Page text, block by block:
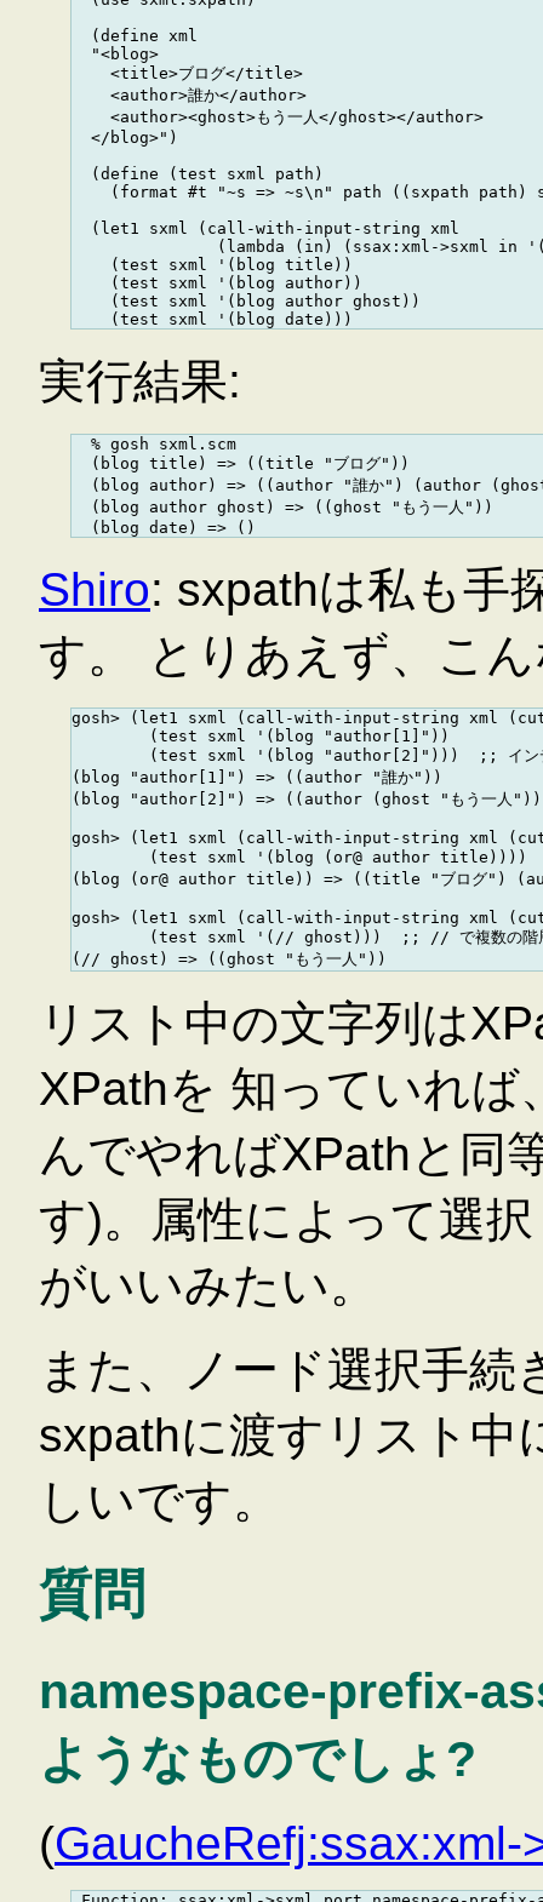
  (define xml
  "<blog>
    <title>ブログ</title>
    <author>誰か</author>
    <author><ghost>もう一人</ghost></author>
  </blog>")
  (define (test sxml path)
(format #t "~s => ~s\n" path ((sxpath path)
  (let1 sxml (call-with-input-string xml
(lambda (in) (ssax:xml->sxml in
    (test sxml '(blog title))
    (test sxml '(blog author))
    (test sxml '(blog author ghost))
実行結果:
  % gosh sxml.scm
  (blog title) => ((title "ブログ"))
(blog author) => ((author "誰か") (author
  (blog author ghost) => ((ghost "もう一人"))
Shiro: sxpathは私も手
す。 とりあえず、こ
gosh> (let1 sxml (call-with-input-string xml
        (test sxml '(blog "author[1]"))
(test sxml '(blog "author[2]")))  ;; インデ
(blog "author[1]") => ((author "誰か"))
(blog "author[2]") => ((author (ghost "もう一人
gosh> (let1 sxml (call-with-input-string xml
(test sxml '(blog (or@ author title))))
(blog (or@ author title)) => ((title "ブログ")
gosh> (let1 sxml (call-with-input-string xml
(test sxml '(// ghost)))  ;; // で複数の階
リスト中の文字列は
XPathを 知っていれば
んでやればXPathと同
す)。属性によって選
がいいみたい。
また、ノード選択手
sxpathに渡すリスト中
しいです。
質問
namespace-prefix-
ようなものでしょ?
(GaucheRefj:ssax:xml-